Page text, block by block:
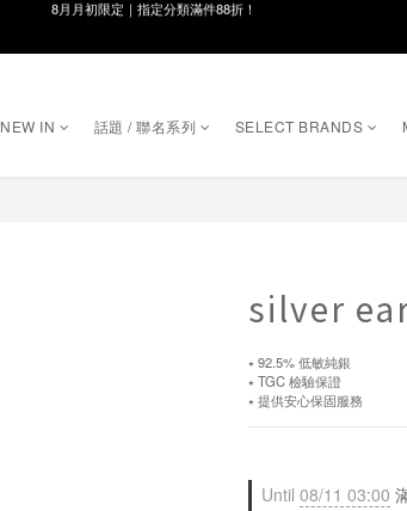
8月月初限定｜指定分類滿件88折！
NEW IN 話題 / 聯名系列 SELECT BRANDS
silver
⭑ 92.5% 低敏純銀
⭑ TGC 檢驗保證
⭑ 提供安心保固服務
Until 08/11 03:00